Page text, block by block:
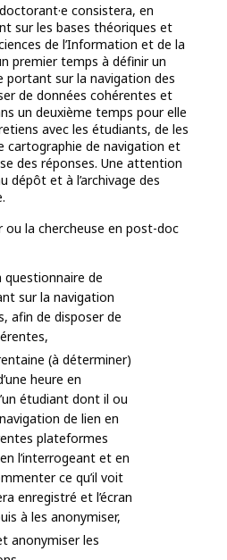
consistera, en
sur les bases théoriques et
de l’Information et de la
premier temps à définir un
portant sur la navigation des
de données cohérentes et
un deuxième temps pour elle
avec les étudiants, de les
cartographie de navigation et
des réponses. Une attention
dépôt et à l’archivage des
ou la chercheuse en post-doc
questionnaire de
sur la navigation
afin de disposer de
(à déterminer)
heure en
étudiant dont il ou
de lien en
plateformes
l’interrogeant et en
ce qu’il voit
enregistré et l’écran
à les anonymiser,
anonymiser les